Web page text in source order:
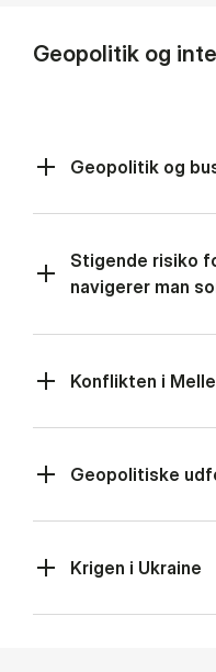
Geopolitik og
Geopolitik og
Stigende risiko
navigerer man
Konflikten i
Geopolitiske
Krigen i Ukraine